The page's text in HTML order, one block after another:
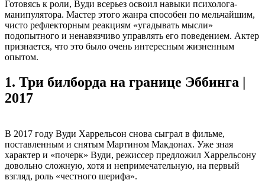
Готовясь к роли, Вуди всерьез освоил навыки психолога-
манипулятора. Мастер этого жанра способен по мельчайшим,
чисто рефлекторным реакциям «угадывать мысли»
подопытного и ненавязчиво управлять его поведением. Актер
признается, что это было очень интересным жизненным
опытом.
1. Три билборда на границе Эббинга |
2017
В 2017 году Вуди Харрельсон снова сыграл в фильме,
поставленным и снятым Мартином Макдонах. Уже зная
характер и «почерк» Вуди, режиссер предложил Харрельсону
довольно сложную, хотя и непримечательную, на первый
взгляд, роль «честного шерифа».